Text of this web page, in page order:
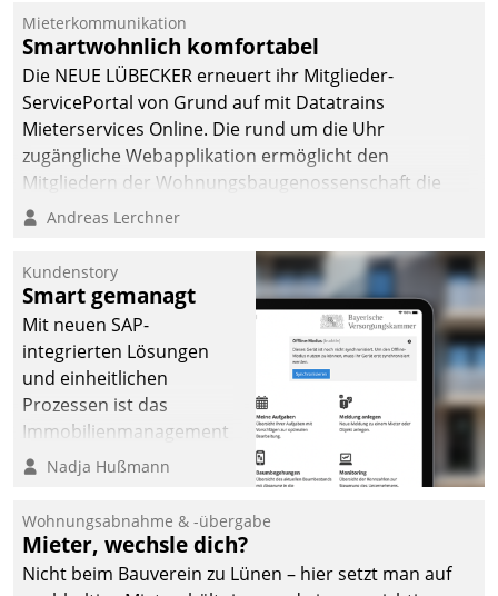
Die monatlichen
Mitteilungen zum
Heizungs- und
Wasserverbrauch gehen
automatisiert, vollständig
und auf Wunsch über
mehrere zuvor
Kommunikationswege bei
Mieterkommunikation
Smartwohnlich komfortabel
Die NEUE LÜBECKER erneuert ihr Mitglieder-
ServicePortal von Grund auf mit Datatrains
Mieterservices Online. Die rund um die Uhr
zugängliche Webapplikation ermöglicht den
Mitgliedern der Wohnungs­bau­genossenschaft die
Kontaktaufnahme per Smartphone, Tablet oder PC.
Andreas Lerchner
Kundenstory
Smart gemanagt
Mit neuen SAP-
integrierten Lösungen
und einheitlichen
Prozessen ist das
Immobilienmanagement
der Bayerischen
Ressort Kapitalanlage für
künftige Aufgaben und
Herausforderungen
Nadja Hußmann
Wohnungsabnahme & -übergabe
Mieter, wechsle dich?
Nicht beim Bauverein zu Lünen – hier setzt man auf